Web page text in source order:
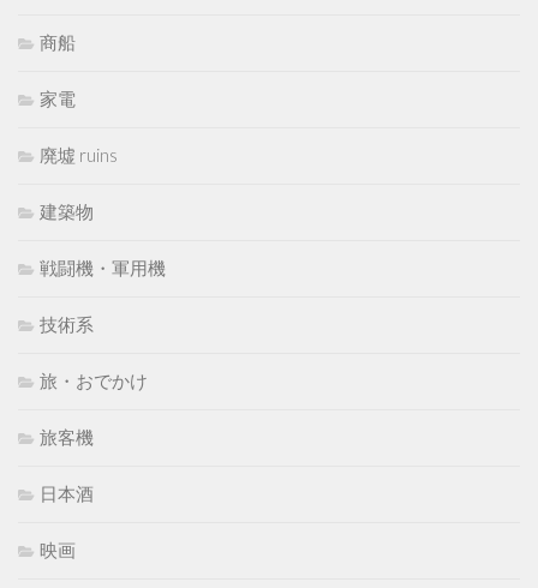
商船
家電
廃墟 ruins
建築物
戦闘機・軍用機
技術系
旅・おでかけ
旅客機
日本酒
映画